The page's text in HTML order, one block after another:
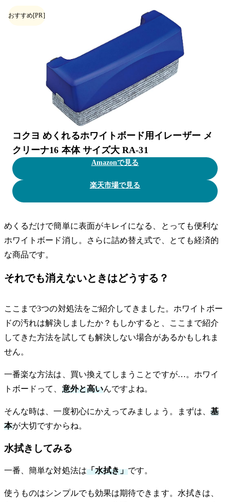
おすすめ[PR]
コクヨ めくれるホワイトボード用イレーザー メ
クリーナ16 本体 サイズ大 RA-31
Amazonで見る
楽天市場で見る
めくるだけで簡単に表面がキレイになる、とっても便利な
ホワイトボード消し。さらに詰め替え式で、とても経済的
な商品です。
それでも消えないときはどうする？
ここまで3つの対処法をご紹介してきました。ホワイトボー
ドの汚れは解決しましたか？もしかすると、ここまで紹介
してきた方法を試しても解決しない場合があるかもしれま
せん。
一番楽な方法は、買い換えてしまうことですが…。ホワイ
トボードって、 意外と高いんですよね。
そんな時は、一度初心にかえってみましょう。まずは、 基
本が大切ですからね。
水拭きしてみる
一番、簡単な対処法は「水拭き」です。
使うものはシンプルでも効果は期待できます。水拭きは、